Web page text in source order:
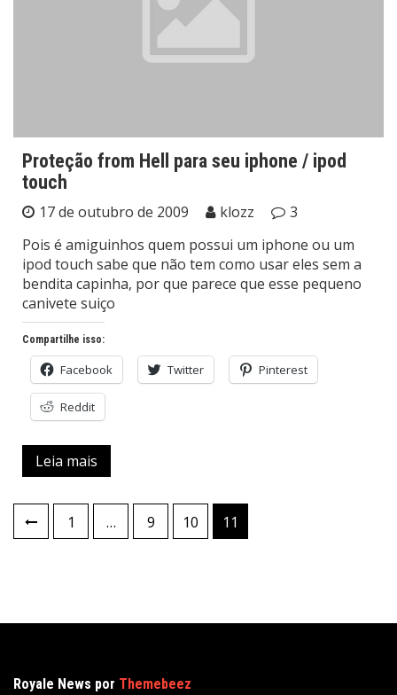
Proteção from Hell para seu iphone / ipod
touch
17 de outubro de 2009 klozz
3
Pois é amiguinhos quem possui um iphone ou um
ipod touch sabe que não tem como usar eles sem a
bendita capinha, por que parece que esse pequeno
canivete suiço
Compartilhe isso:
Facebook Twitter Pinterest
Reddit
Leia mais
Navegação
por
1 … 9 10 11
Royale News por Themebeez